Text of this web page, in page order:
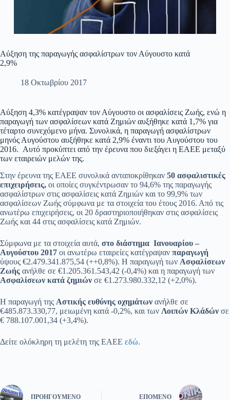
Αύξηση της παραγωγής ασφαλίστρων τον Αύγουστο κατά
2,9%
18 Οκτωβρίου 2017
Αύξηση 4,3% κατέγραψαν τον Αύγουστο οι ασφαλίσεις Ζωής, ενώ η
παραγωγή των ασφαλίσεων κατά Ζημιών αυξήθηκε κατά 1,7% για
τέταρτο συνεχόμενο μήνα. Συνολικά, η παραγωγή ασφαλίστρων
μηνός Αυγούστου αυξήθηκε κατά 2,9% έναντι του Αυγούστου του
2016. Αυτό προκύπτει από την έρευνα που διεξάγει η ΕΑΕΕ μεταξύ
των εταιρειών μελών της.
Στην έρευνα της ΕΑΕΕ συνολικά ανταποκρίθηκαν 50 ασφαλιστικές
επιχειρήσεις, οι οποίες συγκέντρωσαν το 94,6% της παραγωγής
ασφαλίστρων στις ασφαλίσεις κατά Ζημιών και το 99,9% των
ασφαλίσεων Ζωής σύμφωνα με τα στοιχεία του έτους 2016. Από τις
ανωτέρω επιχειρήσεις, οι 20 δραστηριοποιήθηκαν στις ασφαλίσεις
Ζωής και 44 στις ασφαλίσεις κατά Ζημιών.
Σύμφωνα με τα στοιχεία αυτά, στο διάστημα Ιανουαρίου –
Αυγούστου 2017 οι ανωτέρω εταιρείες κατέγραψαν παραγωγή
ύψους €2.479.341.875,54 (++0,8%). Η παραγωγή των Ασφαλίσεων
Ζωής ανήλθε σε €1.205.361.543,42 (-0,4%) και η παραγωγή των
Ασφαλίσεων κατά ζημιών σε €1.273.980.332,12 (+2,0%).
Η παραγωγή της Αστικής ευθύνης οχημάτων ανήλθε σε
€485.873.330,77, μειωμένη κατά -0,2%, και των Λοιπών Κλάδών σε
€ 788.107.001,34 (+3,4%).
Δείτε ολόκληρη τη μελέτη της ΕΑΕΕ εδώ.
ΠΡΟΗΓΟΎΜΕΝΟ ΕΠΌΜΕΝΟ